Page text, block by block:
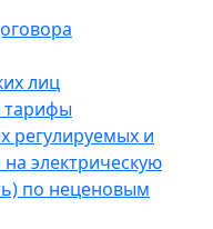
лиц
тарифы
регулируемых и
электрическую
по неценовым